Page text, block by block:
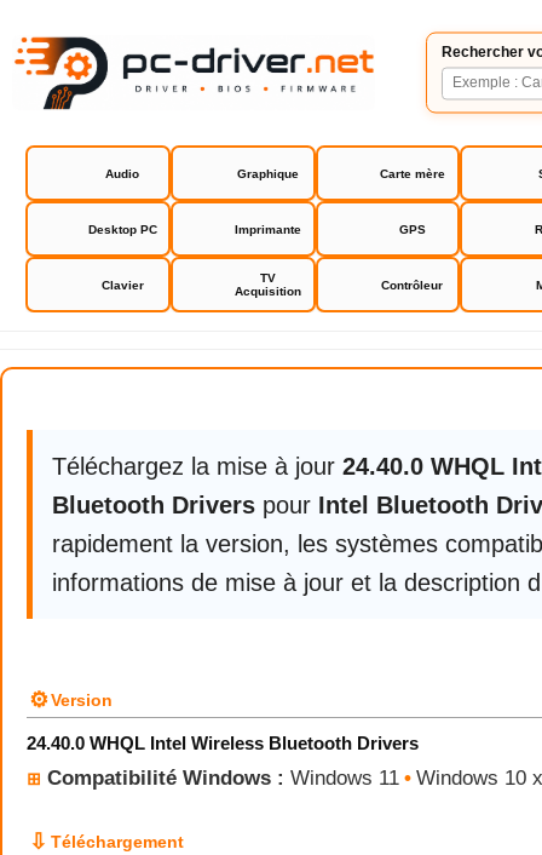
Rechercher
Audio Graphique Carte mère
Desktop PC Imprimante GPS
Clavier
TV
Acquisition
Contrôleur
Intel Bluetooth Drivers
Téléchargez la mise à jour 24.40.0 WHQL
Bluetooth Drivers pour Intel Bluetooth
rapidement la version, les systèmes
informations de mise à jour et la description
⚙Version
24.40.0 WHQL Intel Wireless Bluetooth Drivers
⊞ Compatibilité Windows : Windows 11 • Windows 10
⇩ Téléchargement